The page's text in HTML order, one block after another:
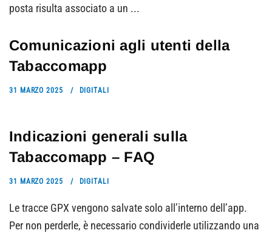
posta risulta associato a un ...
Comunicazioni agli utenti della
Tabaccomapp
31 MARZO 2025 DIGITALI
Indicazioni generali sulla
Tabaccomapp – FAQ
31 MARZO 2025 DIGITALI
Le tracce GPX vengono salvate solo all’interno dell’app.
Per non perderle, è necessario condividerle utilizzando una